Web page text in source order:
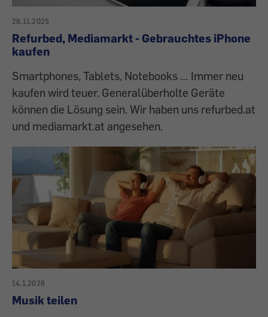
28.11.2025
Refurbed, Mediamarkt - Gebrauchtes iPhone
kaufen
Smartphones, Tablets, Notebooks … Immer neu
kaufen wird teuer. Generalüberholte Geräte
können die Lösung sein. Wir haben uns refurbed.at
und mediamarkt.at angesehen.
14.1.2026
Musik teilen